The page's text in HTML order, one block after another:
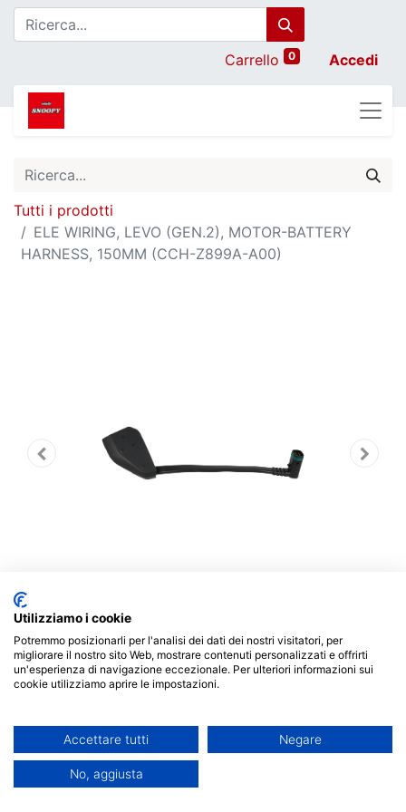
Carrello 0 Accedi
Tutti i prodotti
ELE WIRING, LEVO (GEN.2), MOTOR-BATTERY
HARNESS, 150MM (CCH-Z899A-A00)
ELE WIRING, LEVO (GEN.2),
MOTOR-BATTERY HARNESS,
150MM (CCH-Z899A-A00)
136,00€
Utilizziamo i cookie
Potremmo posizionarli per l'analisi dei dati dei nostri visitatori, per
migliorare il nostro sito Web, mostrare contenuti personalizzati e offrirti
un'esperienza di navigazione eccezionale. Per ulteriori informazioni sui
cookie utilizziamo aprire le impostazioni.
Accettare tutti Negare
No, aggiusta